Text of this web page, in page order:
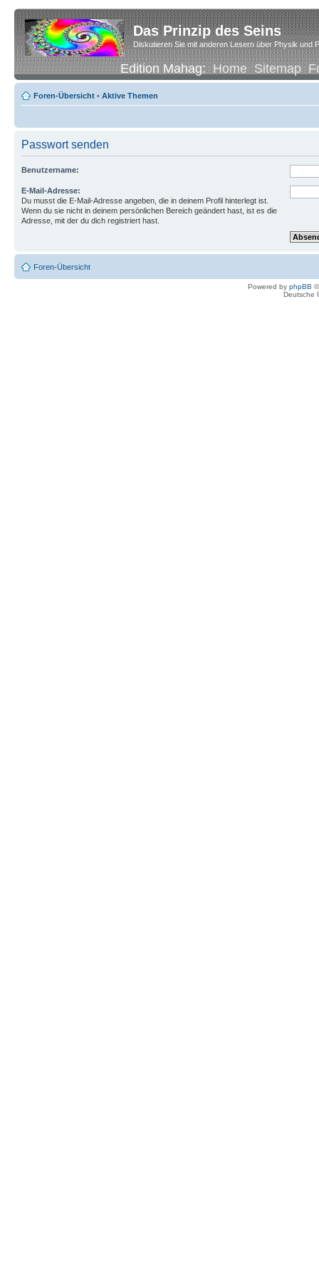
Das Prinzip des Seins
Diskutieren Sie mit anderen Lesern über Physik und
Edition Mahag:Home Sitemap
Foren-Übersicht • Aktive Themen
Passwort senden
Benutzername:
E-Mail-Adresse:
Du musst die E-Mail-Adresse angeben, die in deinem Profil hinterlegt ist.
Wenn du sie nicht in deinem persönlichen Bereich geändert hast, ist es die
Adresse, mit der du dich registriert hast.
Foren-Übersicht
Powered by phpBB
Deutsche